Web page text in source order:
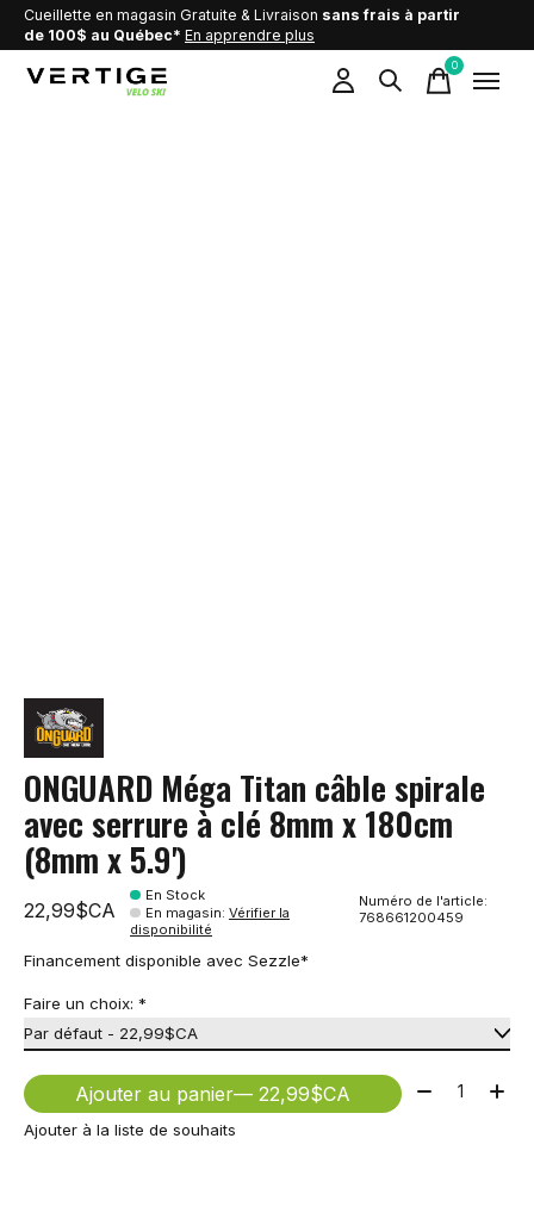
Cueillette en magasin Gratuite & Livraison sans frais à partir
de 100$ au Québec* En apprendre plus
0items
ONGUARD Méga Titan câble spirale
avec serrure à clé 8mm x 180cm
(8mm x 5.9')
22,99$CA
En Stock
En magasin:Vérifier la
disponibilité
Numéro de l'article:
768661200459
Financement disponible avec Sezzle*
Faire un choix: *
Ajouter au panier — 22,99$CA Quantité:
Ajouter à la liste de souhaits